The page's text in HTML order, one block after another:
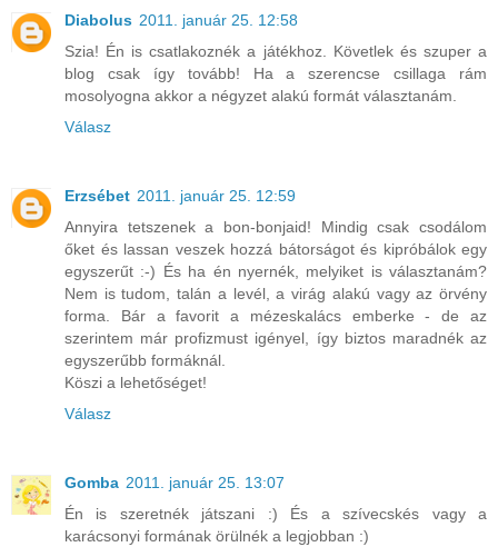
Diabolus 2011. január 25. 12:58
Szia! Én is csatlakoznék a játékhoz. Követlek és szuper a
blog csak így tovább! Ha a szerencse csillaga rám
mosolyogna akkor a négyzet alakú formát választanám.
Válasz
Erzsébet 2011. január 25. 12:59
Annyira tetszenek a bon-bonjaid! Mindig csak csodálom
őket és lassan veszek hozzá bátorságot és kipróbálok egy
egyszerűt :-) És ha én nyernék, melyiket is választanám?
Nem is tudom, talán a levél, a virág alakú vagy az örvény
forma. Bár a favorit a mézeskalács emberke - de az
szerintem már profizmust igényel, így biztos maradnék az
egyszerűbb formáknál.
Köszi a lehetőséget!
Válasz
Gomba 2011. január 25. 13:07
Én is szeretnék játszani :) És a szívecskés vagy a
karácsonyi formának örülnék a legjobban :)